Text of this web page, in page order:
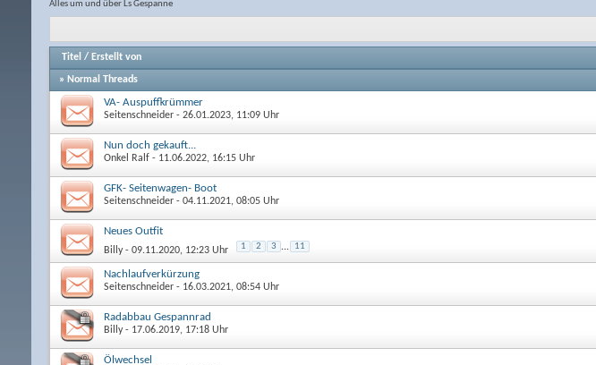
Alles um und über Ls Gespanne
Titel / Erstellt von
» Normal Threads
VA- Auspuffkrümmer
Seitenschneider - 26.01.2023, 11:09 Uhr
Nun doch gekauft...
Onkel Ralf - 11.06.2022, 16:15 Uhr
GFK- Seitenwagen- Boot
Seitenschneider - 04.11.2021, 08:05 Uhr
Neues Outfit
Billy- 09.11.2020, 12:23 Uhr 1 2 3 ... 11
Nachlaufverkürzung
Seitenschneider - 16.03.2021, 08:54 Uhr
Radabbau Gespannrad
Billy- 17.06.2019, 17:18 Uhr
Ölwechsel